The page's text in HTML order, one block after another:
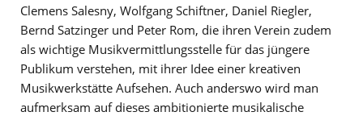
Clemens Salesny, Wolfgang Schiftner, Daniel Riegler,
Bernd Satzinger und Peter Rom, die ihren Verein zudem
als wichtige Musikvermittlungsstelle für das jüngere
Publikum verstehen, mit ihrer Idee einer kreativen
Musikwerkstätte Aufsehen. Auch anderswo wird man
aufmerksam auf dieses ambitionierte musikalische